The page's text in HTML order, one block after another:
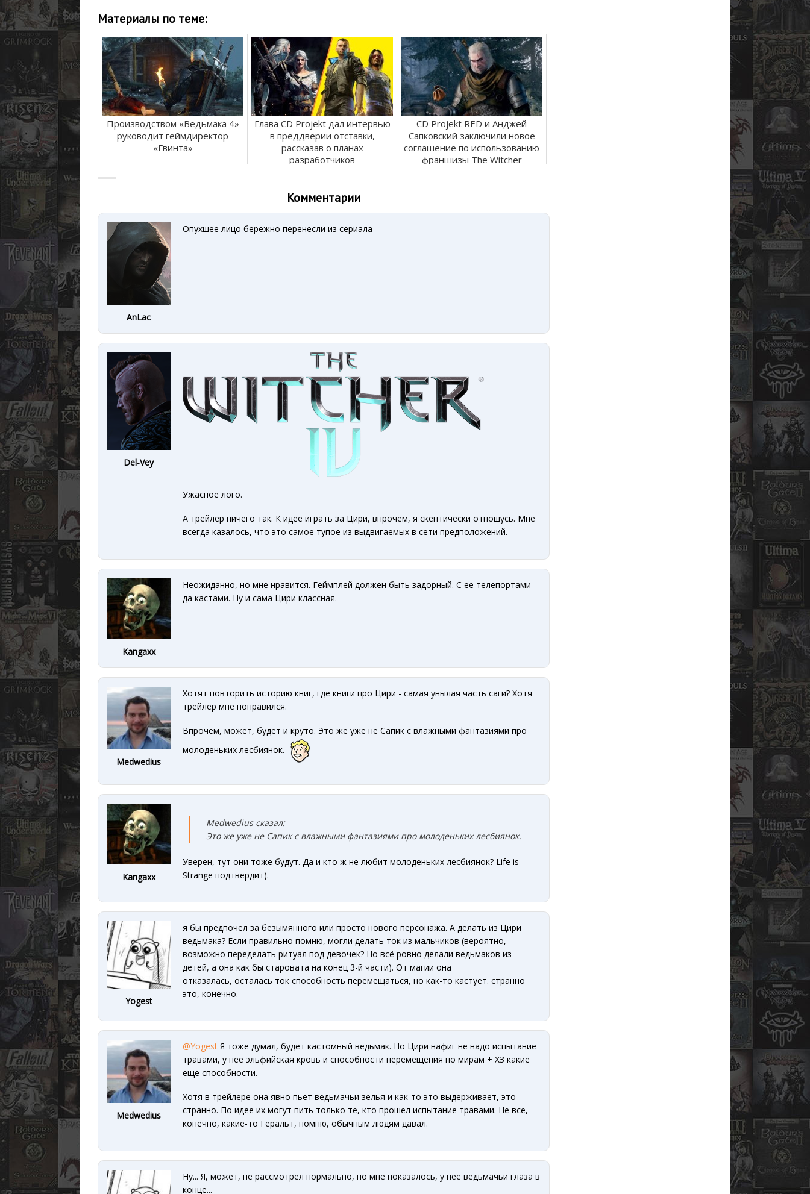
Материалы по теме:
Производством «Ведьмака 4»
руководит геймдиректор
«Гвинта»
Глава CD Projekt дал интервью
в преддверии отставки,
рассказав о планах
разработчиков
CD Projekt RED и Анджей
Сапковский заключили новое
соглашение по использованию
франшизы The Witcher
Комментарии
AnLac
Опухшее лицо бережно перенесли из сериала
Del-Vey
Ужасное лого.
А трейлер ничего так. К идее играть за Цири, впрочем, я скептически отношусь. Мне
всегда казалось, что это самое тупое из выдвигаемых в сети предположений.
Kangaxx
Неожиданно, но мне нравится. Геймплей должен быть задорный. С ее телепортами
да кастами. Ну и сама Цири классная.
Medwedius
Хотят повторить историю книг, где книги про Цири - самая унылая часть саги? Хотя
трейлер мне понравился.
Впрочем, может, будет и круто. Это же уже не Сапик с влажными фантазиями про
молоденьких лесбиянок.
Kangaxx
Medwedius сказал:
Это же уже не Сапик с влажными фантазиями про молоденьких лесбиянок.
Уверен, тут они тоже будут. Да и кто ж не любит молоденьких лесбиянок? Life is
Strange подтвердит).
Yogest
я бы предпочёл за безымянного или просто нового персонажа. А делать из Цири
ведьмака? Если правильно помню, могли делать ток из мальчиков (вероятно,
возможно переделать ритуал под девочек? Но всё ровно делали ведьмаков из
детей, а она как бы старовата на конец 3-й части). От магии она
отказалась, осталась ток способность перемещаться, но как-то кастует. странно
это, конечно.
Medwedius
@YogestЯ тоже думал, будет кастомный ведьмак. Но Цири нафиг не надо испытание
травами, у нее эльфийская кровь и способности перемещения по мирам + ХЗ какие
еще способности.
Хотя в трейлере она явно пьет ведьмачьи зелья и как-то это выдерживает, это
странно. По идее их могут пить только те, кто прошел испытание травами. Не все,
конечно, какие-то Геральт, помню, обычным людям давал.
Ну... Я, может, не рассмотрел нормально, но мне показалось, у неё ведьмачьи глаза в
конце...